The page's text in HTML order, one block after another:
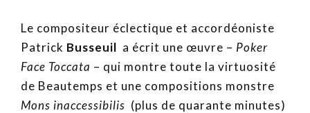
Le compositeur éclectique et accordéoniste
Patrick Busseuil a écrit une œuvre – Poker
Face Toccata – qui montre toute la virtuosité
de Beautemps et une compositions monstre
Mons inaccessibilis (plus de quarante minutes)